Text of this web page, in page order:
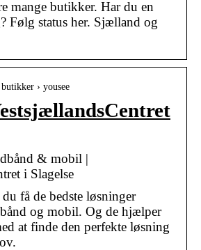
mange butikker. Har du en
Følg status her. Sjælland og
› yousee
& mobil |
i Slagelse
få de bedste løsninger
og mobil. Og de hjælper
at finde den perfekte løsning